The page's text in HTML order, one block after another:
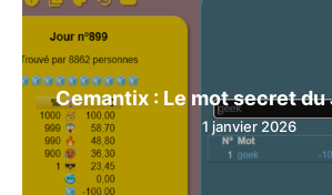
Cemantix : Le mot secret du
1 janvier 2026